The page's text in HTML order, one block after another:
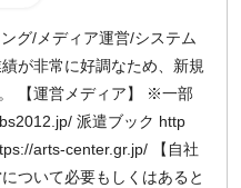
グ/メディア運営/システム
が非常に好調なため、新規
【運営メディア】 ※一部
派遣ブック http
arts-center.gr.jp/ 【自社
ついて必要もしくはあると